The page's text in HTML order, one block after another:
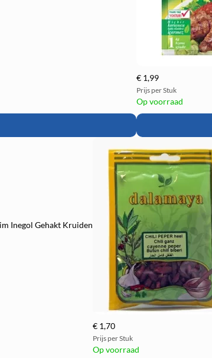
€ 1,99
Prijs per Stuk
Op voorraad
Inegol Gehakt Kruiden
€ 1,70
Prijs per Stuk
Op voorraad